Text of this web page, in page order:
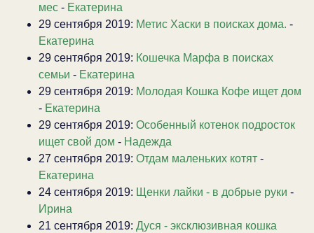
мес - Екатерина
29 сентября 2019: Метис Хаски в поисках дома. -
Екатерина
29 сентября 2019: Кошечка Марфа в поисках
семьи - Екатерина
29 сентября 2019: Молодая Кошка Кофе ищет дом
- Екатерина
29 сентября 2019: Особенный котенок подросток
ищет свой дом - Надежда
27 сентября 2019: Отдам маленьких котят -
Екатерина
24 сентября 2019: Щенки лайки - в добрые руки -
Ирина
21 сентября 2019: Дуся - эксклюзивная кошка